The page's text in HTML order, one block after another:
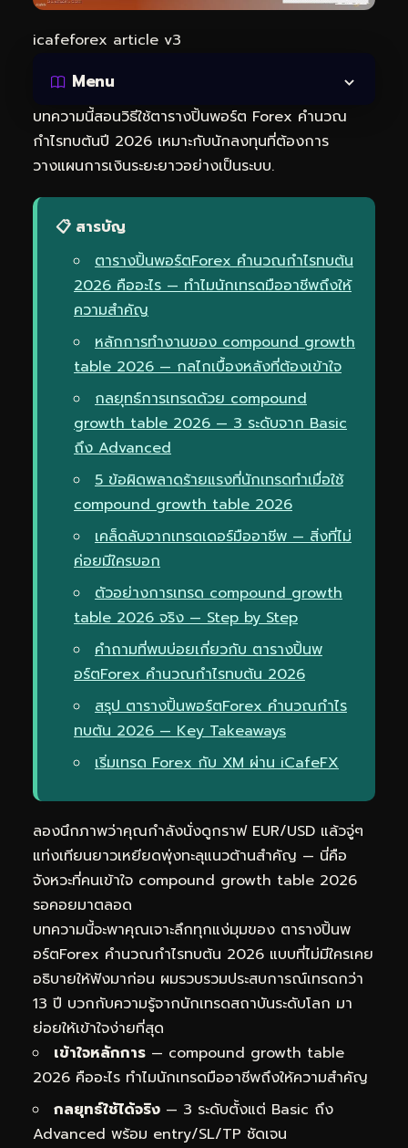
icafeforex article v3
Menu
บทความนี้สอนวิธีใช้ตารางปิ้นพอร์ต Forex คำนวณ
กำไรทบต้นปี 2026 เหมาะกับนักลงทุนที่ต้องการ
วางแผนการเงินระยะยาวอย่างเป็นระบบ.
📋 สารบัญ
ตารางปิ้นพอร์ตForex คำนวณกำไรทบต้น
2026 คืออะไร — ทำไมนักเทรดมืออาชีพถึงให้
ความสำคัญ
หลักการทำงานของ compound growth
table 2026 — กลไกเบื้องหลังที่ต้องเข้าใจ
กลยุทธ์การเทรดด้วย compound
growth table 2026 — 3 ระดับจาก Basic
ถึง Advanced
5 ข้อผิดพลาดร้ายแรงที่นักเทรดทำเมื่อใช้
compound growth table 2026
เคล็ดลับจากเทรดเดอร์มืออาชีพ — สิ่งที่ไม่
ค่อยมีใครบอก
ตัวอย่างการเทรด compound growth
table 2026 จริง — Step by Step
คำถามที่พบบ่อยเกี่ยวกับ ตารางปิ้นพ
อร์ตForex คำนวณกำไรทบต้น 2026
สรุป ตารางปิ้นพอร์ตForex คำนวณกำไร
ทบต้น 2026 — Key Takeaways
เริ่มเทรด Forex กับ XM ผ่าน iCafeFX
ลองนึกภาพว่าคุณกำลังนั่งดูกราฟ EUR/USD แล้วจู่ๆ
แท่งเทียนยาวเหยียดพุ่งทะลุแนวต้านสำคัญ — นี่คือ
จังหวะที่คนเข้าใจ compound growth table 2026
รอคอยมาตลอด
บทความนี้จะพาคุณเจาะลึกทุกแง่มุมของ ตารางปิ้นพ
อร์ตForex คำนวณกำไรทบต้น 2026 แบบที่ไม่มีใครเคย
อธิบายให้ฟังมาก่อน ผมรวบรวมประสบการณ์เทรดกว่า
13 ปี บวกกับความรู้จากนักเทรดสถาบันระดับโลก มา
ย่อยให้เข้าใจง่ายที่สุด
เข้าใจหลักการ — compound growth table
2026 คืออะไร ทำไมนักเทรดมืออาชีพถึงให้ความสำคัญ
กลยุทธ์ใช้ได้จริง — 3 ระดับตั้งแต่ Basic ถึง
Advanced พร้อม entry/SL/TP ชัดเจน